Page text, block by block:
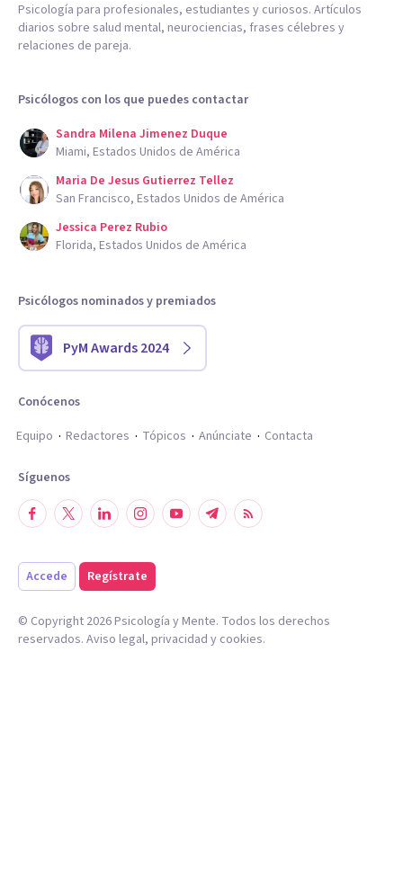
Psicología para profesionales, estudiantes y curiosos. Artículos
diarios sobre salud mental, neurociencias, frases célebres y
relaciones de pareja.
Psicólogos con los que puedes contactar
Sandra Milena Jimenez Duque
Miami, Estados Unidos de América
Maria De Jesus Gutierrez Tellez
San Francisco, Estados Unidos de América
Jessica Perez Rubio
Florida, Estados Unidos de América
Psicólogos nominados y premiados
PyM Awards 2024
Conócenos
Equipo
Redactores Tópicos Anúnciate Contacta
Síguenos
Accede Regístrate
© Copyright 2026Psicología y Mente. Todos los derechos
reservados. Aviso legal, privacidad y cookies.